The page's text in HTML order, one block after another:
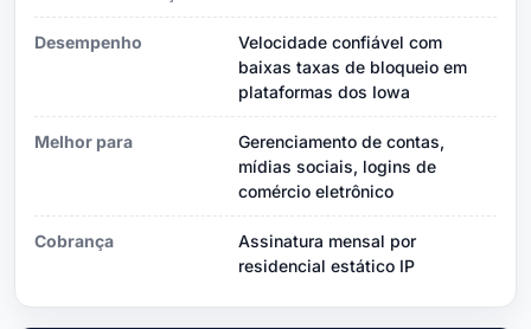
Desempenho
Velocidade confiável com
baixas taxas de bloqueio em
plataformas dos Iowa
Melhor para
Gerenciamento de contas,
mídias sociais, logins de
comércio eletrônico
Cobrança
Assinatura mensal por
residencial estático IP